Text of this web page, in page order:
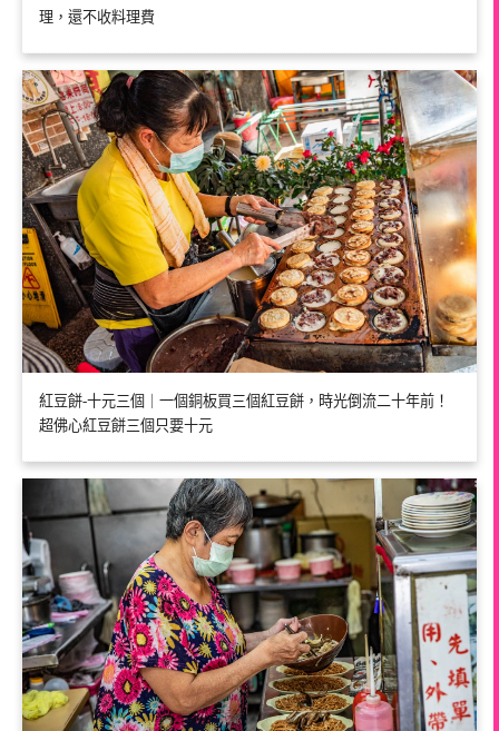
理，還不收料理費
紅豆餅-十元三個｜一個銅板買三個紅豆餅，時光倒流二十年前！
超佛心紅豆餅三個只要十元